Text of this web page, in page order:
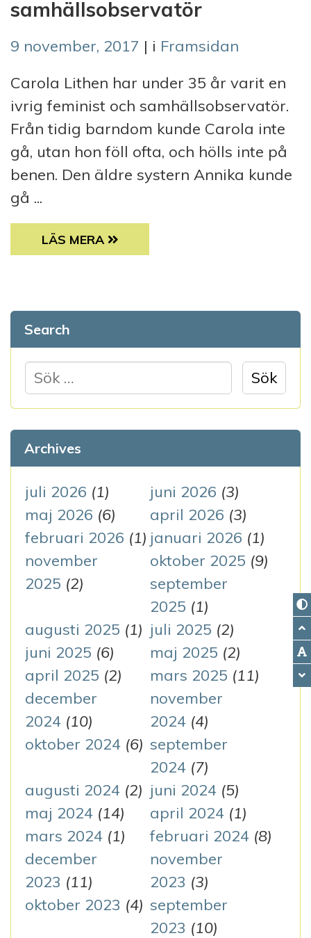
samhällsobservatör
9 november, 2017 | i Framsidan
Carola Lithen har under 35 år varit en
ivrig feminist och samhällsobservatör.
Från tidig barndom kunde Carola inte
gå, utan hon föll ofta, och hölls inte på
benen. Den äldre systern Annika kunde
gå ...
CAROLA LITHEN HAR UNDER 35 ÅR VARIT
LÄS MERA
Search
ö
e
f
t
e
r
:
Archives
juli 2026 (1) juni 2026 (3)
maj 2026 (6) april 2026 (3)
februari 2026 (1) januari 2026 (1)
november
2025 (2)
oktober 2025 (9)
september
2025 (1)
augusti 2025 (1) juli 2025 (2)
juni 2025 (6) maj 2025 (2)
april 2025 (2) mars 2025 (11)
december
2024 (10)
november
2024 (4)
oktober 2024 (6) september
2024 (7)
augusti 2024 (2) juni 2024 (5)
maj 2024 (14) april 2024 (1)
mars 2024 (1) februari 2024 (8)
december
2023 (11)
november
2023 (3)
oktober 2023 (4) september
2023 (10)